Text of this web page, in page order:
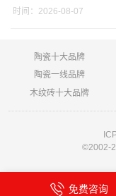
时间：2026-08-07
陶瓷十大品牌
陶瓷一线品牌
木纹砖十大品牌
©2002-
免费咨询